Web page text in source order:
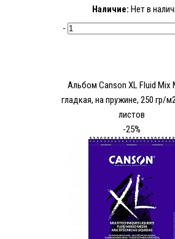
Наличие: Нет в
-
Альбом Canson XL Fluid Mix
гладкая, на пружине, 250 гр/
листов
-25%